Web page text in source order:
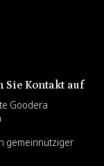
Sie Kontakt auf
Goodera
gemeinnütziger